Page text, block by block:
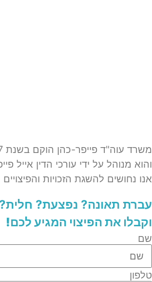
משרד עוה"ד פייפר-כהן הוקם בשנת 2007,
והוא מנוהל על ידי עורכי הדין אייל
אנו נחושים להשגת הזכויות
עברת תאונה? נפצעת? חלית?​
וקבלו את הפיצוי המגיע לכם!
שם
טלפון